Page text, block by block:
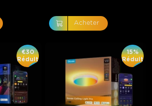
Acheter
€30
Réduit
15%
Réduit